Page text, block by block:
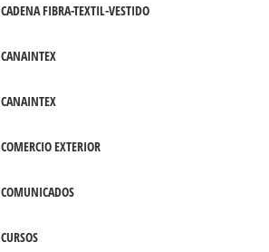
CADENA FIBRA-TEXTIL-VESTIDO
CANAINTEX
CANAINTEX
COMERCIO EXTERIOR
COMUNICADOS
CURSOS